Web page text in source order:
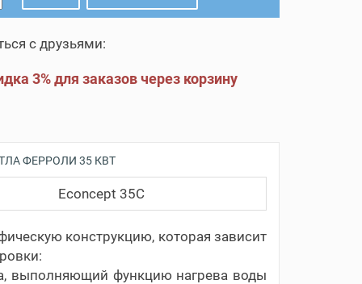
с друзьями:
3% для заказов через корзину
ФЕРРОЛИ 35 КВТ
Econcept 35C
конструкцию, которая зависит
выполняющий функцию нагрева воды